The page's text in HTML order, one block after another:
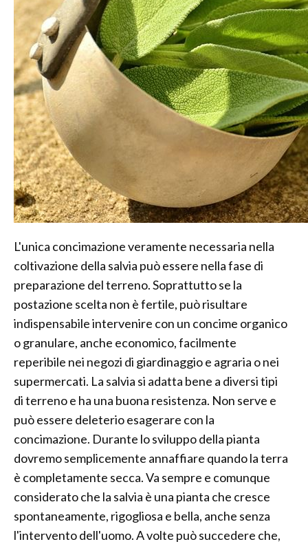
L'unica concimazione veramente necessaria nella
coltivazione della salvia può essere nella fase di
preparazione del terreno. Soprattutto se la
postazione scelta non è fertile, può risultare
indispensabile intervenire con un concime organico
o granulare, anche economico, facilmente
reperibile nei negozi di giardinaggio e agraria o nei
supermercati. La salvia si adatta bene a diversi tipi
di terreno e ha una buona resistenza. Non serve e
può essere deleterio esagerare con la
concimazione. Durante lo sviluppo della pianta
dovremo semplicemente annaffiare quando la terra
è completamente secca. Va sempre e comunque
considerato che la salvia è una pianta che cresce
spontaneamente, rigogliosa e bella, anche senza
l'intervento dell'uomo. A volte può succedere che,